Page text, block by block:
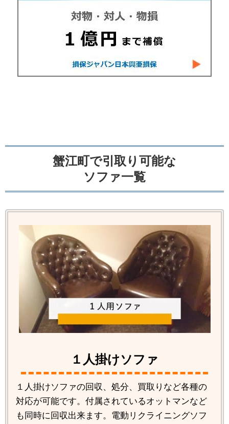
蟹江町で引取り可能な
ソファ一覧
１人掛けソファ
１人掛けソファの回収、処分、買取りなど各種の
対応が可能です。付属されているオットマンなど
も同時に回収出来ます。電動リクライニングソフ